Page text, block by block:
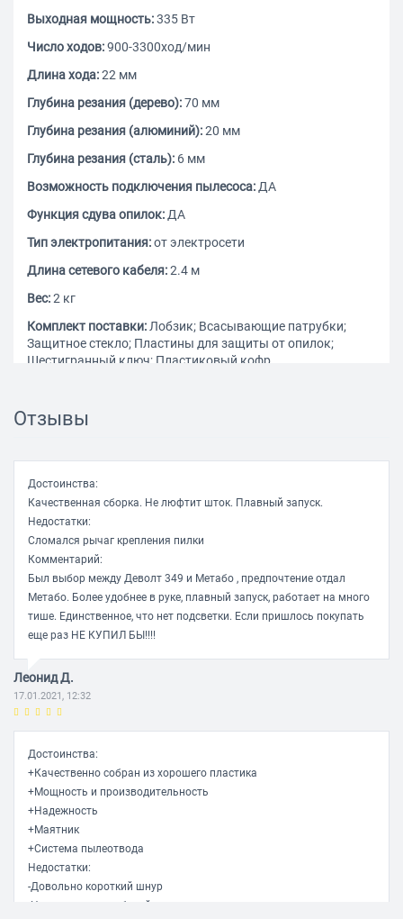
Выходная мощность:335 Вт
Число ходов:900-3300ход/мин
Длина хода:22 мм
Глубина резания (дерево):70 мм
Глубина резания (алюминий):20 мм
Глубина резания (сталь): 6 мм
Возможность подключения пылесоса:ДА
Функция сдува опилок:ДА
Тип электропитания:от электросети
Длина сетевого кабеля:2.4 м
Вес:2 кг
Комплект поставки:Лобзик; Всасывающие патрубки;
Защитное стекло; Пластины для защиты от опилок;
Шестигранный ключ; Пластиковый кофр
Регулировка хода колебаний:
Маятниковое движение:ДА
Особенности:
полотна без использования инструментов. Дуговая
рукоятка с нескользящей накладкой Softgrip.
Подключаемая функция сдувания опилок обеспечивает
свободную видимость зоны распила. Возможность
подключения универсального пылесоса.
Отзывы
Достоинства:
Качественная сборка. Не люфтит шток. Плавный запуск.
Недостатки:
Сломался рычаг крепления пилки
Комментарий:
Был выбор между Деволт 349 и Метабо , предпочтение отдал
Метабо. Более удобнее в руке, плавный запуск, работает на много
тише. Единственное, что нет подсветки. Если пришлось покупать
еще раз НЕ КУПИЛ БЫ!!!!
Леонид Д.
17.01.2021, 12:32
Достоинства:
+Качественно собран из хорошего пластика
+Мощность и производительность
+Надежность
+Маятник
+Система пылеотвода
Недостатки:
-Довольно короткий шнур
-Нет подсветки рабочей зоны